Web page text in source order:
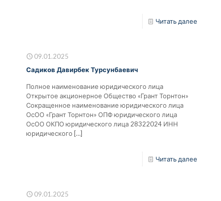
Читать далее
09.01.2025
Садиков Давирбек Турсунбаевич
Полное наименование юридического лица
Открытое акционерное Общество «Грант Торнтон»
Сокращенное наименование юридического лица
ОсОО «Грант Торнтон» ОПФ юридического лица
ОсОО ОКПО юридического лица 28322024 ИНН
юридического […]
Читать далее
09.01.2025